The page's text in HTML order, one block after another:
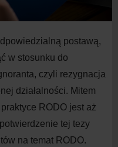
postawą,
w stosunku do
czyli rezygnacja
działalności. Mitem
RODO jest aż
tej tezy
na temat RODO.